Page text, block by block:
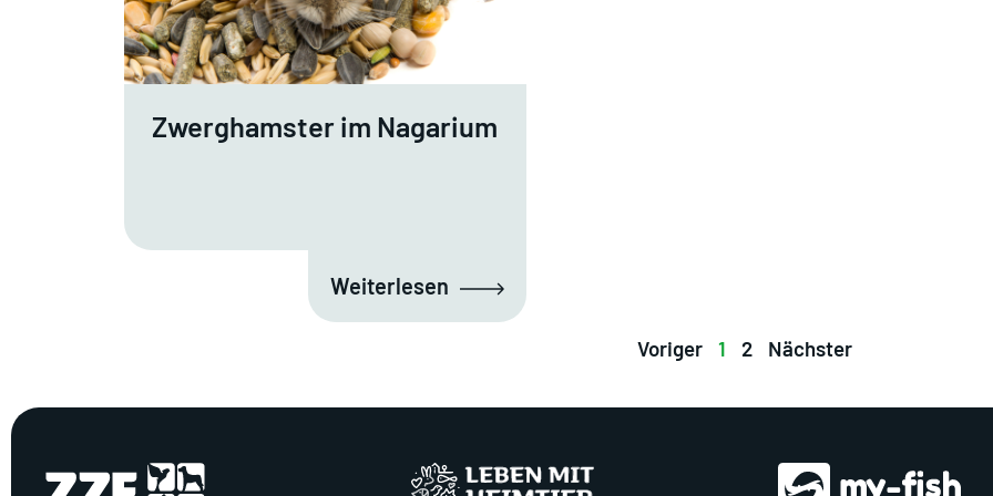
Zwerghamster im Nagarium
Weiterlesen
Voriger 1 2 Nächster